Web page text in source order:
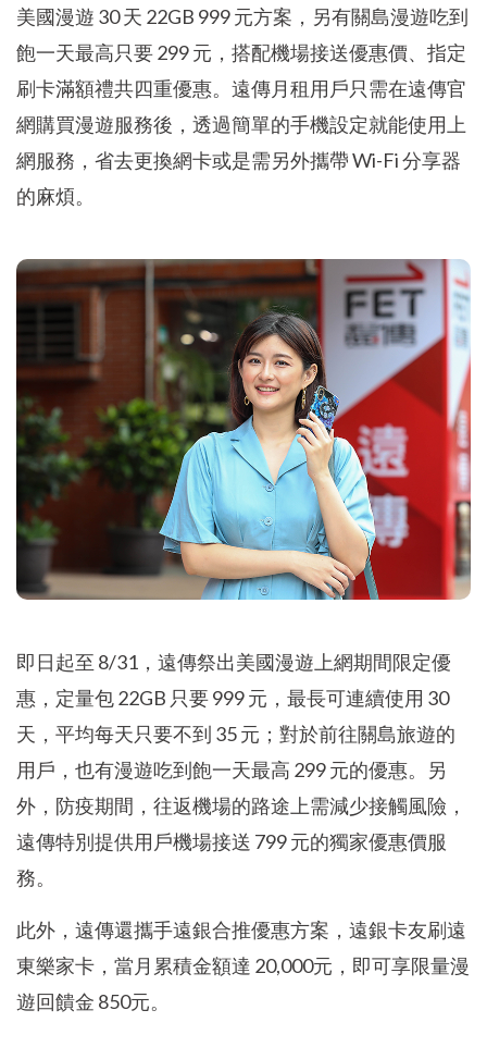
美國漫遊 30 天 22GB 999 元方案，另有關島漫遊吃到
飽一天最高只要 299 元，搭配機場接送優惠價、指定
刷卡滿額禮共四重優惠。遠傳月租用戶只需在遠傳官
網購買漫遊服務後，透過簡單的手機設定就能使用上
網服務，省去更換網卡或是需另外攜帶 Wi-Fi 分享器
的麻煩。
即日起至 8/31，遠傳祭出美國漫遊上網期間限定優
惠，定量包 22GB 只要 999 元，最長可連續使用 30
天，平均每天只要不到 35 元；對於前往關島旅遊的
用戶，也有漫遊吃到飽一天最高 299 元的優惠。另
外，防疫期間，往返機場的路途上需減少接觸風險，
遠傳特別提供用戶機場接送 799 元的獨家優惠價服
務。
此外，遠傳還攜手遠銀合推優惠方案，遠銀卡友刷遠
東樂家卡，當月累積金額達 20,000元，即可享限量漫
遊回饋金 850元。